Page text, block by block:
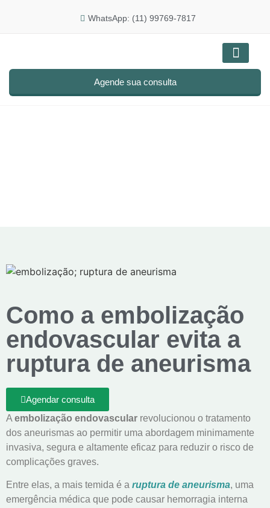
WhatsApp: (11) 99769-7817
Agende sua consulta
Como a embolização
endovascular evita a
ruptura de aneurisma
Agendar consulta
A embolização endovascular revolucionou o tratamento
dos aneurismas ao permitir uma abordagem minimamente
invasiva, segura e altamente eficaz para reduzir o risco de
complicações graves.
Entre elas, a mais temida é a ruptura de aneurisma, uma
emergência médica que pode causar hemorragia interna